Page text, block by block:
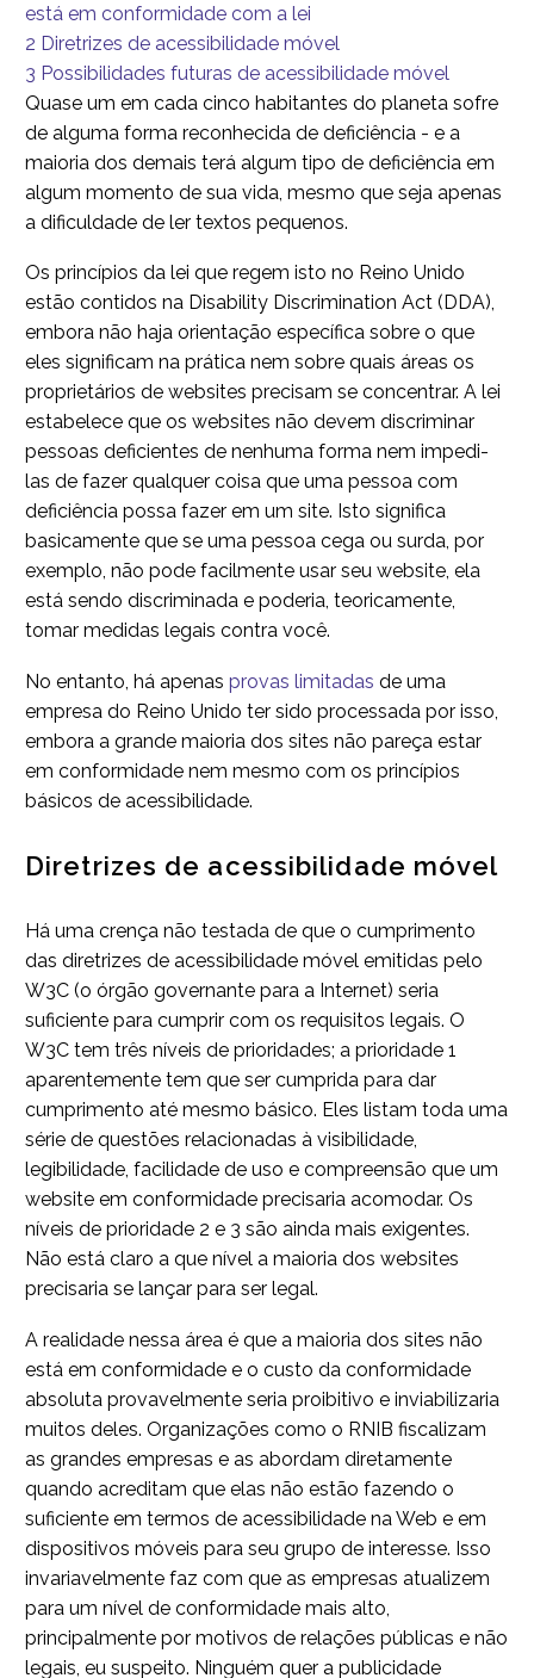
está em conformidade com a lei
2 Diretrizes de acessibilidade móvel
3 Possibilidades futuras de acessibilidade móvel
Quase um em cada cinco habitantes do planeta sofre
de alguma forma reconhecida de deficiência - e a
maioria dos demais terá algum tipo de deficiência em
algum momento de sua vida, mesmo que seja apenas
a dificuldade de ler textos pequenos.
Os princípios da lei que regem isto no Reino Unido
estão contidos na Disability Discrimination Act (DDA),
embora não haja orientação específica sobre o que
eles significam na prática nem sobre quais áreas os
proprietários de websites precisam se concentrar. A lei
estabelece que os websites não devem discriminar
pessoas deficientes de nenhuma forma nem impedi-
las de fazer qualquer coisa que uma pessoa com
deficiência possa fazer em um site. Isto significa
basicamente que se uma pessoa cega ou surda, por
exemplo, não pode facilmente usar seu website, ela
está sendo discriminada e poderia, teoricamente,
tomar medidas legais contra você.
No entanto, há apenas provas limitadas de uma
empresa do Reino Unido ter sido processada por isso,
embora a grande maioria dos sites não pareça estar
em conformidade nem mesmo com os princípios
básicos de acessibilidade.
Diretrizes de acessibilidade móvel
Há uma crença não testada de que o cumprimento
das diretrizes de acessibilidade móvel emitidas pelo
W3C (o órgão governante para a Internet) seria
suficiente para cumprir com os requisitos legais. O
W3C tem três níveis de prioridades; a prioridade 1
aparentemente tem que ser cumprida para dar
cumprimento até mesmo básico. Eles listam toda uma
série de questões relacionadas à visibilidade,
legibilidade, facilidade de uso e compreensão que um
website em conformidade precisaria acomodar. Os
níveis de prioridade 2 e 3 são ainda mais exigentes.
Não está claro a que nível a maioria dos websites
precisaria se lançar para ser legal.
A realidade nessa área é que a maioria dos sites não
está em conformidade e o custo da conformidade
absoluta provavelmente seria proibitivo e inviabilizaria
muitos deles. Organizações como o RNIB fiscalizam
as grandes empresas e as abordam diretamente
quando acreditam que elas não estão fazendo o
suficiente em termos de acessibilidade na Web e em
dispositivos móveis para seu grupo de interesse. Isso
invariavelmente faz com que as empresas atualizem
para um nível de conformidade mais alto,
principalmente por motivos de relações públicas e não
legais, eu suspeito. Ninguém quer a publicidade